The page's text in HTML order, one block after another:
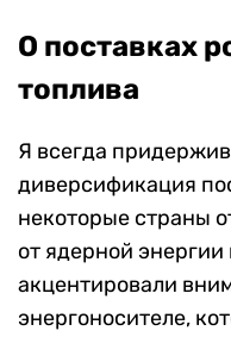
О поставках
топлива
Я всегда
диверсификация
некоторые страны
от ядерной
акцентировали
энергоносителе,